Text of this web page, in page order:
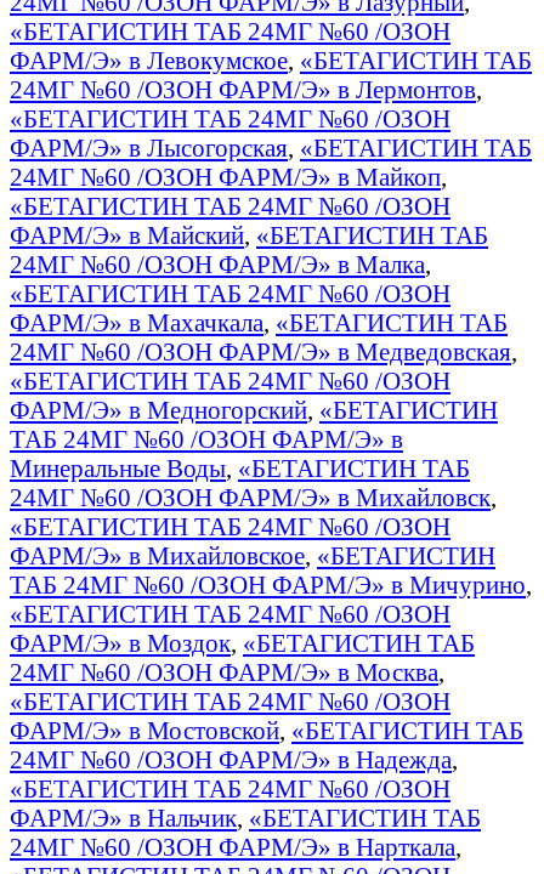
«БЕТАГИСТИН ТАБ 24МГ №60 /ОЗОН
ФАРМ/Э» в Левокумское, «БЕТАГИСТИН ТАБ
24МГ №60 /ОЗОН ФАРМ/Э» в Лермонтов,
«БЕТАГИСТИН ТАБ 24МГ №60 /ОЗОН
ФАРМ/Э» в Лысогорская, «БЕТАГИСТИН ТАБ
24МГ №60 /ОЗОН ФАРМ/Э» в Майкоп,
«БЕТАГИСТИН ТАБ 24МГ №60 /ОЗОН
ФАРМ/Э» в Майский, «БЕТАГИСТИН ТАБ
24МГ №60 /ОЗОН ФАРМ/Э» в Малка,
«БЕТАГИСТИН ТАБ 24МГ №60 /ОЗОН
ФАРМ/Э» в Махачкала, «БЕТАГИСТИН ТАБ
24МГ №60 /ОЗОН ФАРМ/Э» в Медведовская,
«БЕТАГИСТИН ТАБ 24МГ №60 /ОЗОН
ФАРМ/Э» в Медногорский, «БЕТАГИСТИН
ТАБ 24МГ №60 /ОЗОН ФАРМ/Э» в
Минеральные Воды, «БЕТАГИСТИН ТАБ
24МГ №60 /ОЗОН ФАРМ/Э» в Михайловск,
«БЕТАГИСТИН ТАБ 24МГ №60 /ОЗОН
ФАРМ/Э» в Михайловское, «БЕТАГИСТИН
ТАБ 24МГ №60 /ОЗОН ФАРМ/Э» в Мичурино,
«БЕТАГИСТИН ТАБ 24МГ №60 /ОЗОН
ФАРМ/Э» в Моздок, «БЕТАГИСТИН ТАБ
24МГ №60 /ОЗОН ФАРМ/Э» в Москва,
«БЕТАГИСТИН ТАБ 24МГ №60 /ОЗОН
ФАРМ/Э» в Мостовской, «БЕТАГИСТИН ТАБ
24МГ №60 /ОЗОН ФАРМ/Э» в Надежда,
«БЕТАГИСТИН ТАБ 24МГ №60 /ОЗОН
ФАРМ/Э» в Нальчик, «БЕТАГИСТИН ТАБ
24МГ №60 /ОЗОН ФАРМ/Э» в Нарткала,